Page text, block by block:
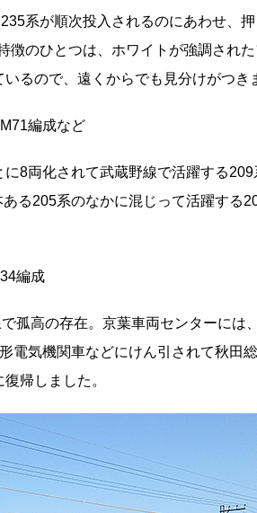
系が順次投入されるのにあわせ、
徴のひとつは、ホワイトが強調され
るので、遠くからでも見分けがつき
編成など
8両化されて武蔵野線で活躍する
る205系のなかに混じって活躍する
編成
孤高の存在。京葉車両センターには
電気機関車などにけん引されて秋田
帰しました。